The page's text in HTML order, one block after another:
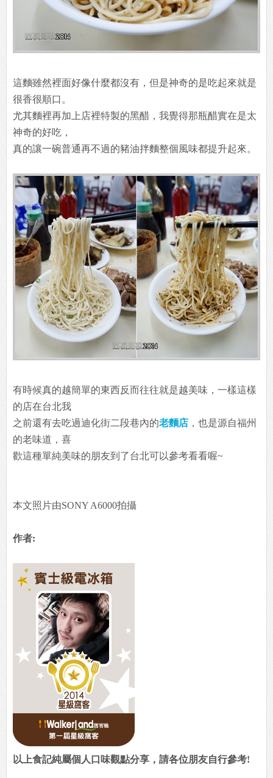
這麵雖然裡面好像什麼都沒有，但是神奇的是吃起來就是
很香很順口。
尤其麵裡再加上店裡特製的黑醋，我覺得那瓶醋實在是太
神奇的好吃，
真的讓一碗普通再不過的豬油拌麵整個風味都提升起來。
有時候真的越簡單的東西反而往往就是越美味，一樣這樣
的店在台北我
之前還有去吃過迪化街二段巷內的老麵店 ，也是源自福州
的老味道，喜
歡這種單純美味的朋友到了台北可以參考看看喔~
本文照片由SONY A6000拍攝
作者:
以上食記純屬個人口味觀點分享，請各位朋友自行參考!